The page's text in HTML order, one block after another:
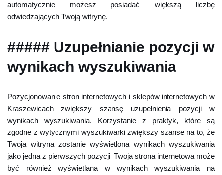
automatycznie możesz posiadać większą liczbę
odwiedzających Twoją witrynę.
##### Uzupełnianie pozycji w
wynikach wyszukiwania
Pozycjonowanie stron internetowych i sklepów internetowych w
Kraszewicach zwiększy szansę uzupełnienia pozycji w
wynikach wyszukiwania. Korzystanie z praktyk, które są
zgodne z wytycznymi wyszukiwarki zwiększy szanse na to, że
Twoja witryna zostanie wyświetlona wynikach wyszukiwania
jako jedna z pierwszych pozycji. Twoja strona internetowa może
być również wyświetlana w wynikach wyszukiwania na